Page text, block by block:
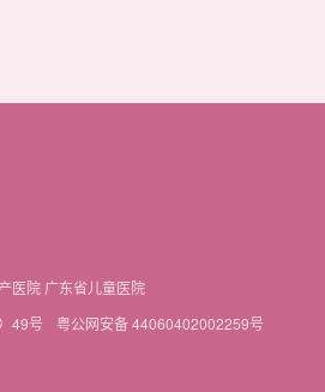
医院 广东省儿童医院
49号
粤公网安备 44060402002259号